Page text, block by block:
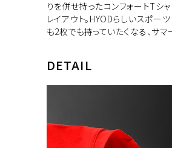
りを併せ持ったコンフォートTシ
レイアウト。HYODらしいスポー
も2枚でも持っていたくなる、サマ
DETAIL